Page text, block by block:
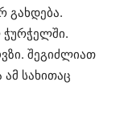
გახდება.
ჭურჭელში.
შეგიძლიათ
სახითაც